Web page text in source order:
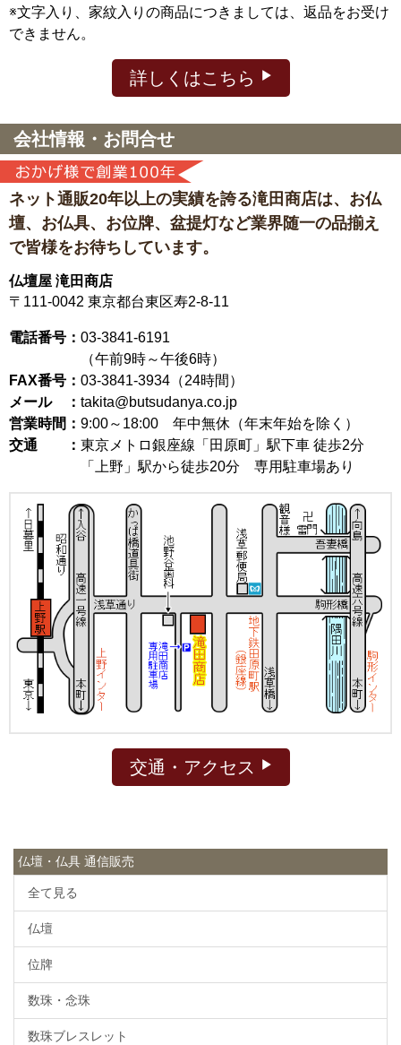
※文字入り、家紋入りの商品につきましては、返品をお受け
できません。
詳しくはこちら
会社情報・お問合せ
ネット通販20年以上の実績を誇る滝田商店は、 お仏
壇、お仏具、お位牌、盆提灯など業界随一の品揃え
で皆様をお待ちしています。
仏壇屋 滝田商店
〒111-0042 東京都台東区寿2-8-11
電話番号： 03-3841-6191
（午前9時～午後6時）
FAX番号： 03-3841-3934（24時間）
メール ： takita@butsudanya.co.jp
営業時間： 9:00～18:00 年中無休（年末年始を除く）
交通 ： 東京メトロ銀座線「田原町」駅下車 徒歩2分
「上野」駅から徒歩20分 専用駐車場あり
交通・アクセス
仏壇・仏具 通信販売
全て見る
仏壇
位牌
数珠・念珠
数珠ブレスレット